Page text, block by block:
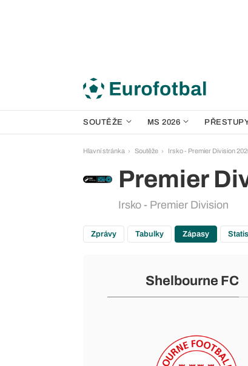
SOUTĚŽE MS 2026
Hlavní stránka Soutěže Irsko - Premier Division
Premier
Irsko - Premier Division
Zprávy Tabulky Zápasy
Shelbourne FC